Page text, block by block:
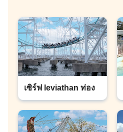
เซิร์ฟ leviathan ท่อง